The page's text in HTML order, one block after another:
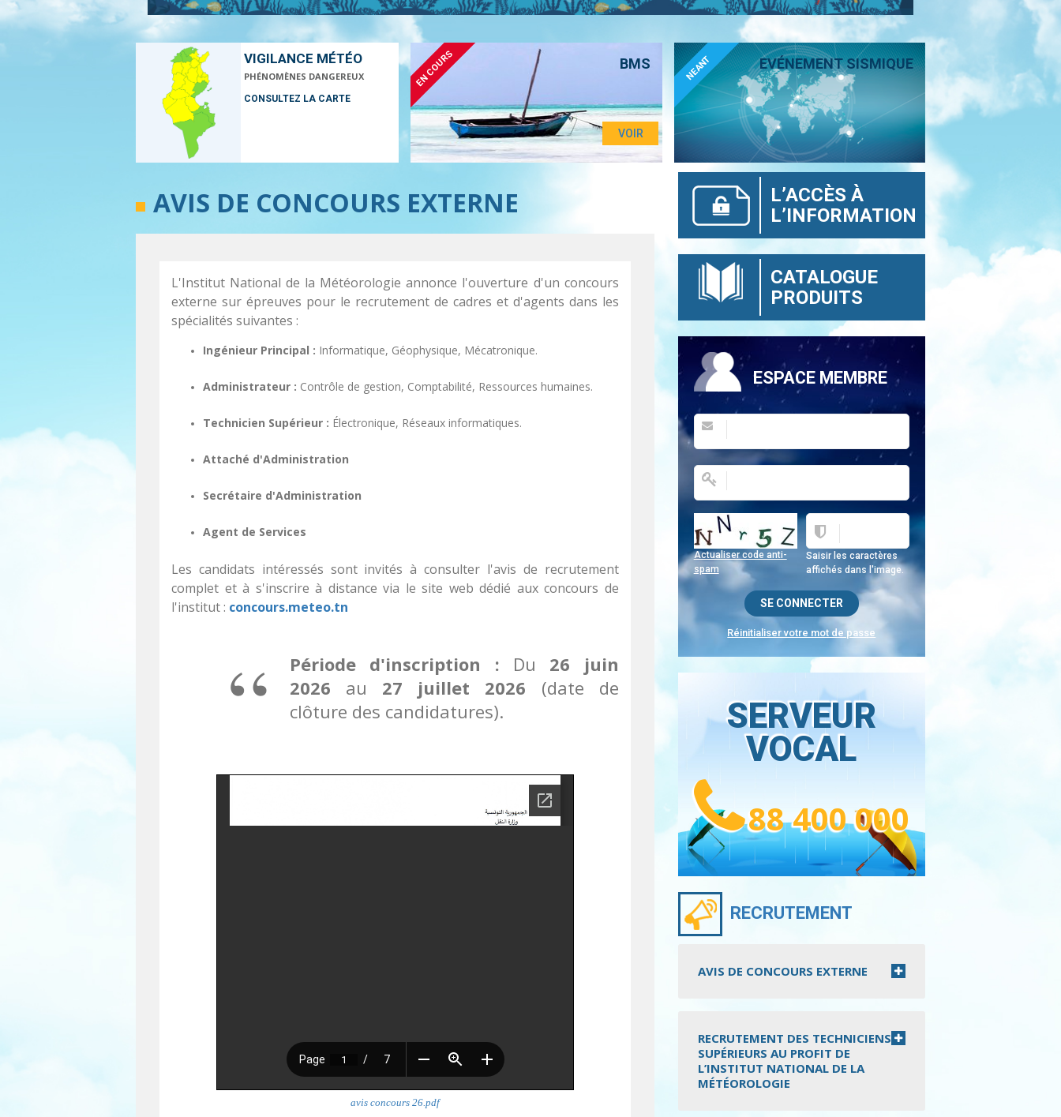
VIGILANCE MÉTÉO
PHÉNOMÈNES DANGEREUX
CONSULTEZ LA CARTE
BMS
EN COURS
VOIR
EVÉNEMENT SISMIQUE
NEANT
AVIS DE CONCOURS EXTERNE
L'Institut National de la Météorologie annonce l'ouverture d'un concours
externe sur épreuves pour le recrutement de cadres et d'agents dans les
spécialités suivantes :
Ingénieur Principal : Informatique, Géophysique, Mécatronique.
Administrateur : Contrôle de gestion, Comptabilité, Ressources humaines.
Technicien Supérieur : Électronique, Réseaux informatiques.
Attaché d'Administration
Secrétaire d'Administration
Agent de Services
Les candidats intéressés sont invités à consulter l'avis de recrutement
complet et à s'inscrire à distance via le site web dédié aux concours de
l'institut : concours.meteo.tn
Période d'inscription : Du 26 juin
2026 au 27 juillet 2026 (date de
clôture des candidatures).
avis concours 26.pdf
L’ACCÈS À
L’INFORMATION
CATALOGUE
PRODUITS
ESPACE MEMBRE
Saisir les caractères
affichés dans l'image.
Actualiser code anti-
spam
Réinitialiser votre mot de passe
SERVEUR
VOCAL
88 400 000
RECRUTEMENT
AVIS DE CONCOURS EXTERNE
RECRUTEMENT DES TECHNICIENS
SUPÉRIEURS AU PROFIT DE
L’INSTITUT NATIONAL DE LA
MÉTÉOROLOGIE